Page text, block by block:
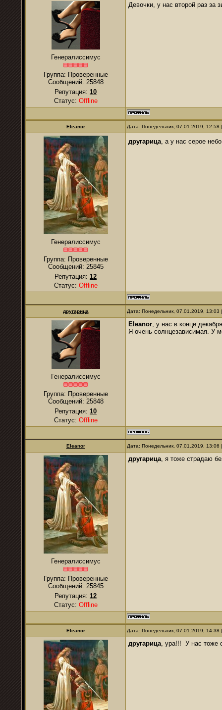
Генералиссимус
Группа: Проверенные
Сообщений: 25848
Репутация: 10
Статус: Offline
Девочки, у нас второй раз за
Eleanor Дата: Понедельник, 07.01.2019,
Генералиссимус
Группа: Проверенные
Сообщений: 25845
Репутация: 12
Статус: Offline
другарица , а у нас серое
другарица Дата: Понедельник, 07.01.2019,
Генералиссимус
Группа: Проверенные
Сообщений: 25848
Репутация: 10
Статус: Offline
Eleanor, у нас в конце
Я очень солнцезависимая. У
Eleanor Дата: Понедельник, 07.01.2019,
Генералиссимус
Группа: Проверенные
Сообщений: 25845
Репутация: 12
Статус: Offline
другарица, я тоже страдаю
Eleanor Дата: Понедельник, 07.01.2019,
другарица, ура!!! У нас тоже